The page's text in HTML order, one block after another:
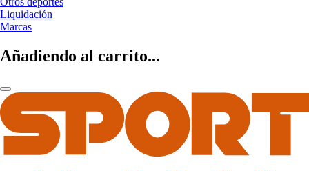
Liquidación
Marcas
Añadiendo al carrito...